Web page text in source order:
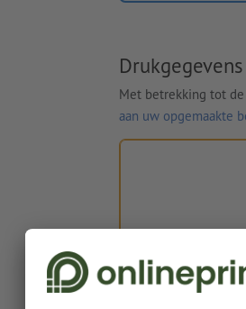
Drukgegevens
Met betrekking tot
aan uw opgemaakte
Eigen